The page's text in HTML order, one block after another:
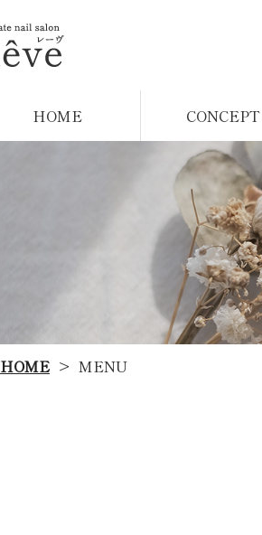
HOME CONCEPT
HOME MENU